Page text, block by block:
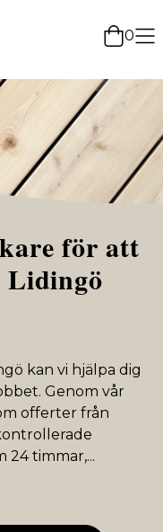
0
för att
Lidingö
kan vi hjälpa dig
Genom vår
offerter från
24 timmar,...